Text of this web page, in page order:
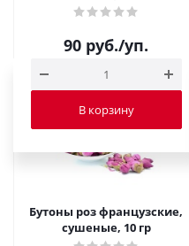
90 руб./уп.
В корзину
Бутоны роз французские,
сушеные, 10 гр